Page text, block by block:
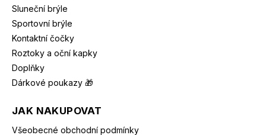
Sluneční brýle
Sportovní brýle
Kontaktní čočky
Roztoky a oční kapky
Doplňky
Dárkové poukazy 🎁
JAK NAKUPOVAT
Všeobecné obchodní podmínky